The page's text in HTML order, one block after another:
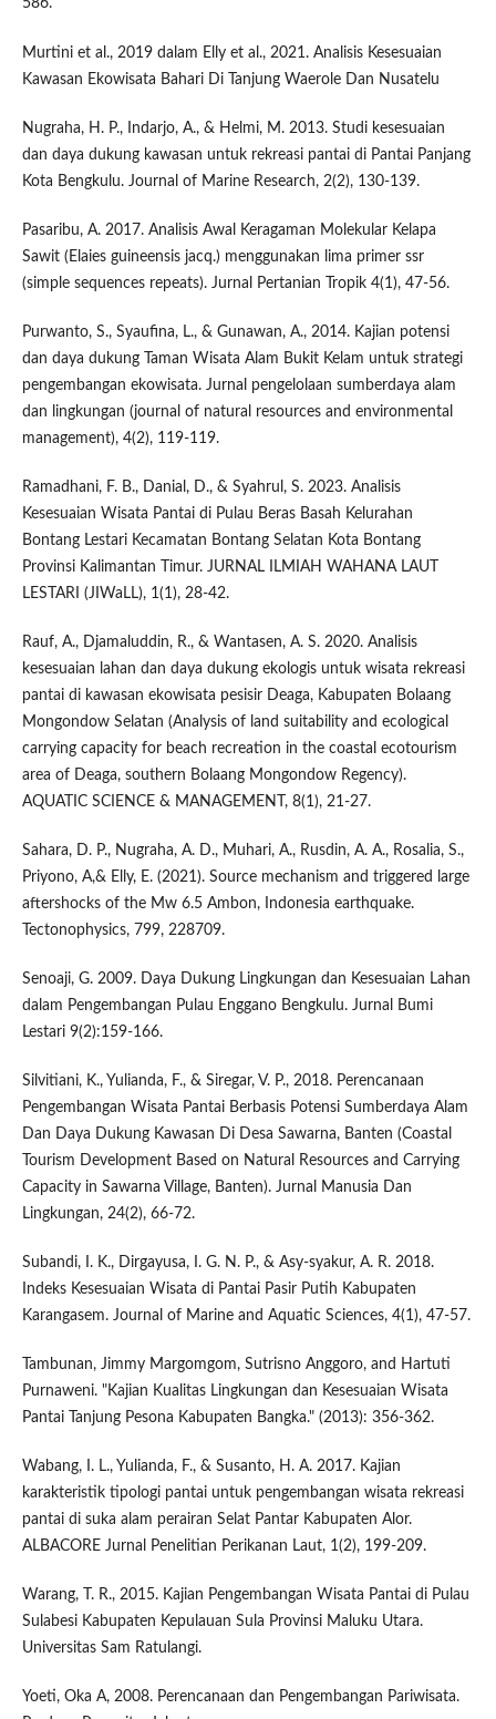
586.
Murtini et al., 2019 dalam Elly et al., 2021. Analisis Kesesuaian
Kawasan Ekowisata Bahari Di Tanjung Waerole Dan Nusatelu
Nugraha, H. P., Indarjo, A., & Helmi, M. 2013. Studi kesesuaian
dan daya dukung kawasan untuk rekreasi pantai di Pantai Panjang
Kota Bengkulu. Journal of Marine Research, 2(2), 130-139.
Pasaribu, A. 2017. Analisis Awal Keragaman Molekular Kelapa
Sawit (Elaies guineensis jacq.) menggunakan lima primer ssr
(simple sequences repeats). Jurnal Pertanian Tropik 4(1), 47-56.
Purwanto, S., Syaufina, L., & Gunawan, A., 2014. Kajian potensi
dan daya dukung Taman Wisata Alam Bukit Kelam untuk strategi
pengembangan ekowisata. Jurnal pengelolaan sumberdaya alam
dan lingkungan (journal of natural resources and environmental
management), 4(2), 119-119.
Ramadhani, F. B., Danial, D., & Syahrul, S. 2023. Analisis
Kesesuaian Wisata Pantai di Pulau Beras Basah Kelurahan
Bontang Lestari Kecamatan Bontang Selatan Kota Bontang
Provinsi Kalimantan Timur. JURNAL ILMIAH WAHANA LAUT
LESTARI (JIWaLL), 1(1), 28-42.
Rauf, A., Djamaluddin, R., & Wantasen, A. S. 2020. Analisis
kesesuaian lahan dan daya dukung ekologis untuk wisata rekreasi
pantai di kawasan ekowisata pesisir Deaga, Kabupaten Bolaang
Mongondow Selatan (Analysis of land suitability and ecological
carrying capacity for beach recreation in the coastal ecotourism
area of Deaga, southern Bolaang Mongondow Regency).
AQUATIC SCIENCE & MANAGEMENT, 8(1), 21-27.
Sahara, D. P., Nugraha, A. D., Muhari, A., Rusdin, A. A., Rosalia, S.,
Priyono, A,& Elly, E. (2021). Source mechanism and triggered large
aftershocks of the Mw 6.5 Ambon, Indonesia earthquake.
Tectonophysics, 799, 228709.
Senoaji, G. 2009. Daya Dukung Lingkungan dan Kesesuaian Lahan
dalam Pengembangan Pulau Enggano Bengkulu. Jurnal Bumi
Lestari 9(2):159-166.
Silvitiani, K., Yulianda, F., & Siregar, V. P., 2018. Perencanaan
Pengembangan Wisata Pantai Berbasis Potensi Sumberdaya Alam
Dan Daya Dukung Kawasan Di Desa Sawarna, Banten (Coastal
Tourism Development Based on Natural Resources and Carrying
Capacity in Sawarna Village, Banten). Jurnal Manusia Dan
Lingkungan, 24(2), 66-72.
Subandi, I. K., Dirgayusa, I. G. N. P., & Asy-syakur, A. R. 2018.
Indeks Kesesuaian Wisata di Pantai Pasir Putih Kabupaten
Karangasem. Journal of Marine and Aquatic Sciences, 4(1), 47-57.
Tambunan, Jimmy Margomgom, Sutrisno Anggoro, and Hartuti
Purnaweni. "Kajian Kualitas Lingkungan dan Kesesuaian Wisata
Pantai Tanjung Pesona Kabupaten Bangka." (2013): 356-362.
Wabang, I. L., Yulianda, F., & Susanto, H. A. 2017. Kajian
karakteristik tipologi pantai untuk pengembangan wisata rekreasi
pantai di suka alam perairan Selat Pantar Kabupaten Alor.
ALBACORE Jurnal Penelitian Perikanan Laut, 1(2), 199-209.
Warang, T. R., 2015. Kajian Pengembangan Wisata Pantai di Pulau
Sulabesi Kabupaten Kepulauan Sula Provinsi Maluku Utara.
Universitas Sam Ratulangi.
Yoeti, Oka A, 2008. Perencanaan dan Pengembangan Pariwisata.